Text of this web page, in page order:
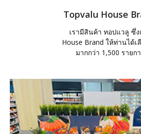
Topvalu House
เรามีสินค้า ทอปแวลู ซึ่ง
House Brand ให้ท่านได้เ
มากกว่า 1,500 รายก